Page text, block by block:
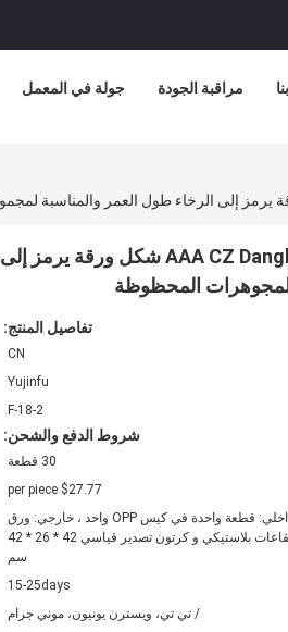
جولة في المعمل مراقبة الجودة
925 الفضة الفاتنة الخوخ الوردي الأبيض الملون CZ وضع AAA CZ Dangle Pendant 4 شكل ورقة يرمز إلى
المحظوظة
تفاصيل المنتج:
CN
Yujinfu
F-18-2
شروط الدفع والشحن:
30 قطعة
$27.77 per piece
داخلي: قطعة واحدة في كيس OPP واحد ، خارجي: ورق
فقاعات بلاستيكي و كرتون تصدير قياسي 42 * 26 * 42
سم
15-25days
/ تي تي، ويسترن يونيون، موني جرام